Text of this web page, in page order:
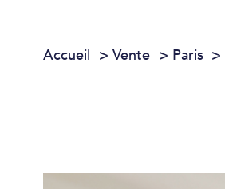
Accueil Vente Paris